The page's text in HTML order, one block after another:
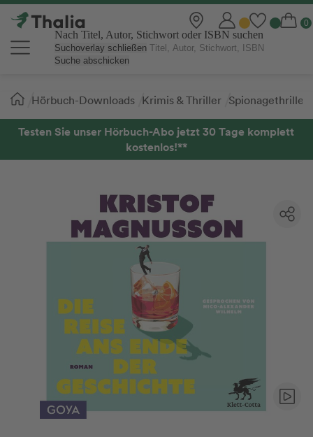
Nach Titel, Autor, Stichwort oder ISBN suchen
Suchoverlay schließen
Suche abschicken
Sie
sind
hier:
Hörbuch-Downloads Krimis & Thriller Spionagethriller
Testen Sie unser Hörbuch-Abo jetzt 30 Tage komplett
kostenlos!**